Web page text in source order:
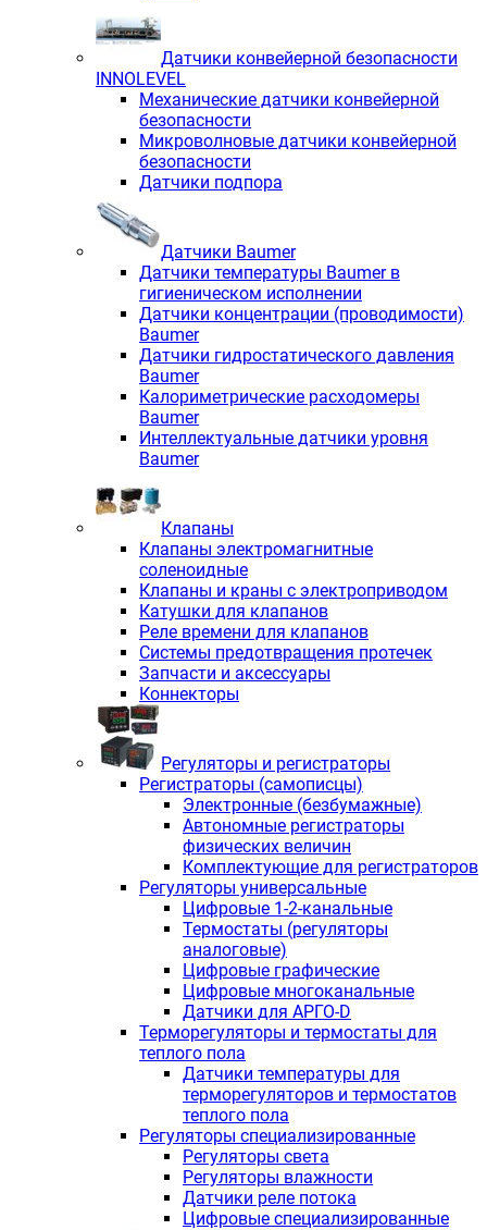
Датчики конвейерной безопасности
INNOLEVEL
Механические датчики конвейерной
безопасности
Микроволновые датчики конвейерной
безопасности
Датчики подпора
Датчики Baumer
Датчики температуры Baumer в
гигиеническом исполнении
Датчики концентрации (проводимости)
Baumer
Датчики гидростатического давления
Baumer
Калориметрические расходомеры
Baumer
Интеллектуальные датчики уровня
Baumer
Клапаны
Клапаны электромагнитные
соленоидные
Клапаны и краны с электроприводом
Катушки для клапанов
Реле времени для клапанов
Системы предотвращения протечек
Запчасти и аксессуары
Коннекторы
Регуляторы и регистраторы
Регистраторы (самописцы)
Электронные (безбумажные)
Автономные регистраторы
физических величин
Комплектующие для регистраторов
Регуляторы универсальные
Цифровые 1-2-канальные
Термостаты (регуляторы
аналоговые)
Цифровые графические
Цифровые многоканальные
Датчики для АРГО-D
Терморегуляторы и термостаты для
теплого пола
Датчики температуры для
терморегуляторов и термостатов
теплого пола
Регуляторы специализированные
Регуляторы света
Регуляторы влажности
Датчики реле потока
Цифровые специализированные